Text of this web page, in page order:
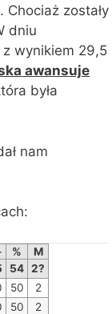
zostały
dniu
wynikiem 29,5
awansuje
była
nam
%
M
54 2?
50
2
50
2